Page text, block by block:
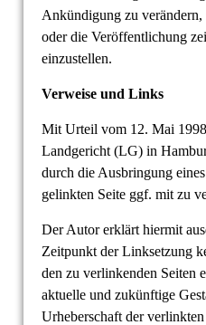
Ankündigung zu verändern,
oder die Veröffentlichung
einzustellen.
Verweise und Links
Mit Urteil vom 12. Mai
Landgericht (LG) in
durch die Ausbringung
gelinkten Seite ggf. mit zu
Der Autor erklärt hiermit
Zeitpunkt der Linksetzung
den zu verlinkenden Seiten
aktuelle und zukünftige
Urheberschaft der